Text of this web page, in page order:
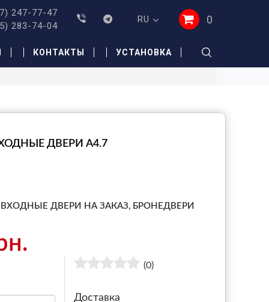
247-77-47
283-74-04
RU 0
КОНТАКТЫ УСТАНОВКА
ДВЕРИ А4.7
ВХОДНЫЕ ДВЕРИ НА ЗАКАЗ, БРОНЕДВЕРИ
(0)
Доставка